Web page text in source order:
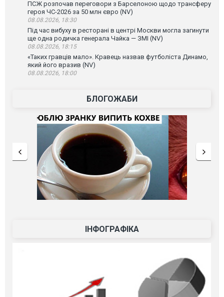
ПСЖ розпочав переговори з Барселоною щодо трансферу
героя ЧС-2026 за 50 млн євро (NV)
08.08.2026, 18:30
Під час вибуху в ресторані в центрі Москви могла загинути
ще одна родичка генерала Чайка — ЗМІ (NV)
08.08.2026, 18:15
«Таких гравців мало». Кравець назвав футболіста Динамо,
який його вразив (NV)
08.08.2026, 18:00
БЛОГОЖАБИ
ІНФОГРАФІКА